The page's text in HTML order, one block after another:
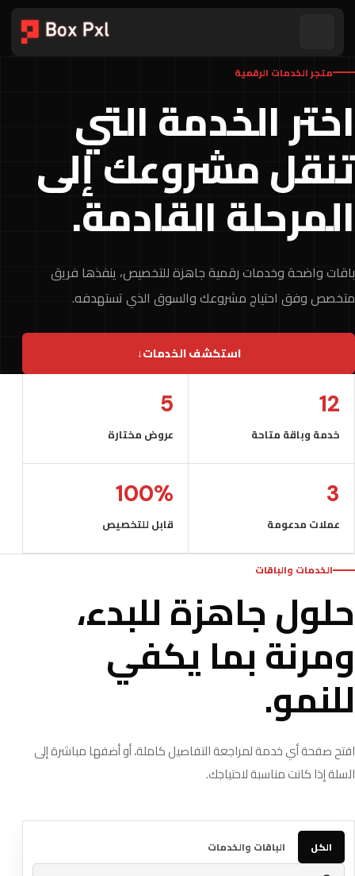
متجر الخدمات الرقمية
اختر الخدمة التي
تنقل مشروعك إلى
المرحلة القادمة.
باقات واضحة وخدمات رقمية جاهزة للتخصيص، ينفذها فريق
متخصص وفق احتياج مشروعك والسوق الذي تستهدفه.
استكشف الخدمات↓
12
خدمة وباقة متاحة
5
عروض مختارة
3
عملات مدعومة
100%
قابل للتخصيص
الخدمات والباقات
حلول جاهزة للبدء،
ومرنة بما يكفي
للنمو.
افتح صفحة أي خدمة لمراجعة التفاصيل كاملة، أو أضفها مباشرة إلى
السلة إذا كانت مناسبة لاحتياجك.
الكل الباقات والخدمات